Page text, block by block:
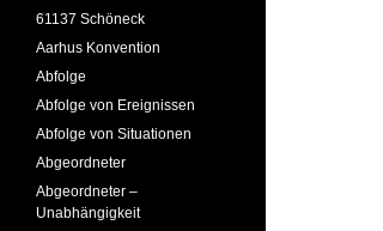
61137 Schöneck
Aarhus Konvention
Abfolge
Abfolge von Ereignissen
Abfolge von Situationen
Abgeordneter
Abgeordneter –
Unabhängigkeit